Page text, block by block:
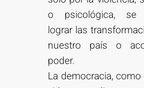
o psicológica, se
lograr las
nuestro país o
poder.
La democracia,